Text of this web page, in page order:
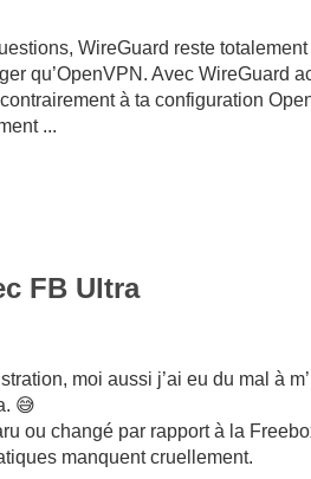
WireGuard reste
qu’OpenVPN. Avec WireGuard
à ta configuration
...
FB Ultra
moi aussi j’ai eu du mal à
😅
ou changé par rapport à la
manquent cruellement.